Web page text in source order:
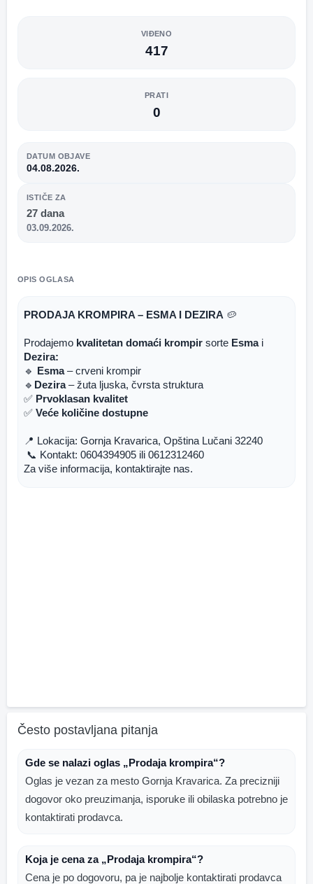
VIĐENO
417
PRATI
0
DATUM OBJAVE
04.08.2026.
ISTIČE ZA
27 dana
03.09.2026.
OPIS OGLASA
PRODAJA KROMPIRA – ESMA I DEZIRA 🥔
Prodajemo kvalitetan domaći krompir sorte Esma
Dezira:
🔹
Esma – crveni krompir
🔹 Dezira – žuta ljuska, čvrsta struktura
✅ Prvoklasan kvalitet
✅ Veće količine dostupne
📍 Lokacija: Gornja Kravarica, Opština Lučani 32240
📞 Kontakt: 0604394905 ili 0612312460
Za više informacija, kontaktirajte nas.
Često postavljana pitanja
Gde se nalazi oglas „Prodaja krompira“?
Oglas je vezan za mesto Gornja Kravarica. Za precizniji
dogovor oko preuzimanja, isporuke ili obilaska potrebno je
kontaktirati prodavca.
Koja je cena za „Prodaja krompira“?
Cena je po dogovoru, pa je najbolje kontaktirati prodavca